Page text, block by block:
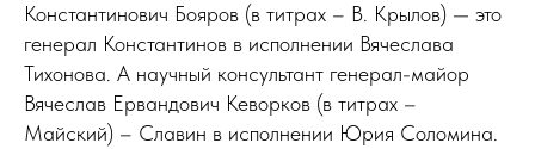
Константинович Бояров (в титрах – В. Крылов) — это
генерал Константинов в исполнении Вячеслава
Тихонова. А научный консультант генерал-майор
Вячеслав Ервандович Кеворков (в титрах –
Майский) – Славин в исполнении Юрия Соломина.